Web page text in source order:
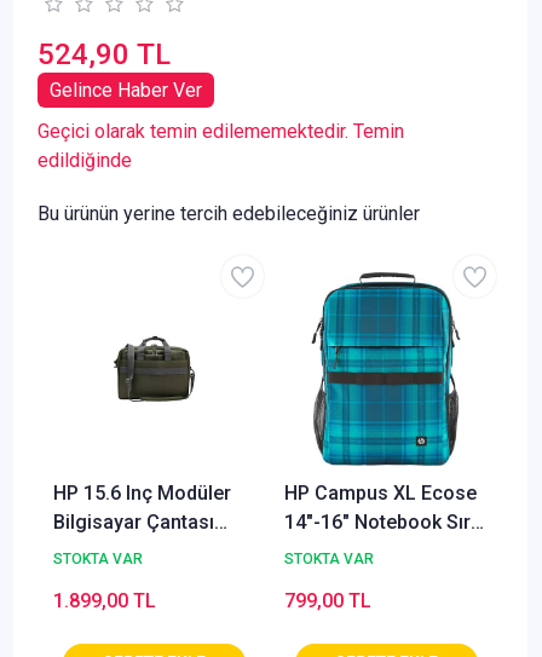
524,90 TL
Gelince Haber Ver
Geçici olarak temin edilememektedir. Temin
edildiğinde
Bu ürünün yerine tercih edebileceğiniz ürünler
HP 15.6 Inç Modüler
Bilgisayar Çantası
Yeşil 9J4C2AA
STOKTA VAR
1.899,00 TL
HP Campus XL Ecose
14"-16" Notebook Sırt
Çantası - Mavi
STOKTA VAR
799,00 TL